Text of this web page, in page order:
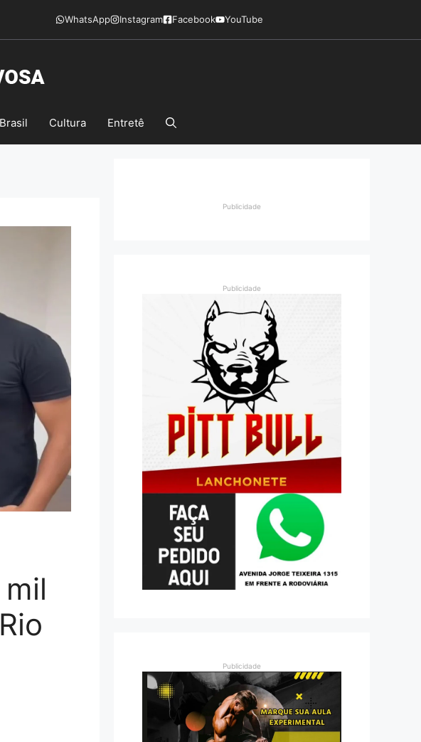
WhatsApp Instagram Facebook YouTube
Brasil Cultura Entretê
Publicidade
Publicidade
Publicidade